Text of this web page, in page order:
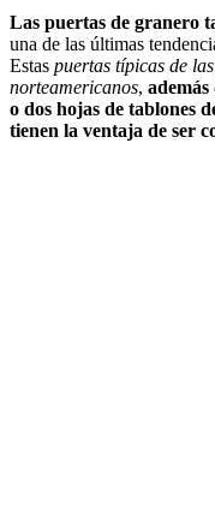
Las puertas de granero
una de las últimas
Estas puertas típicas de
norteamericanos,
o dos hojas de tablones
tienen la ventaja de ser